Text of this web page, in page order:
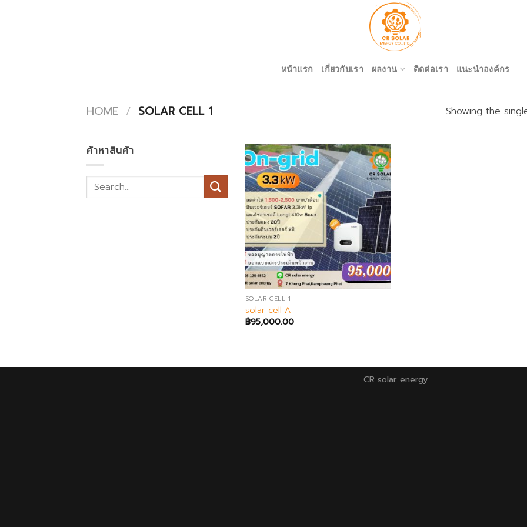
หน้าแรก เกี่ยวกับเรา ผลงาน ติดต่อเรา แนะนำองค์กร
HOME / SOLAR CELL 1 Showing the
ค้าหาสินค้า
SOLAR CELL 1
solar cell A
฿95,000.00
CR solar energy